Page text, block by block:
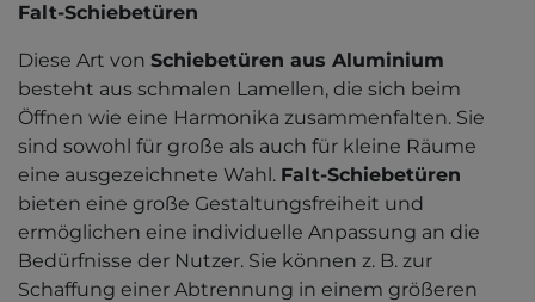
Falt-Schiebetüren
Diese Art von Schiebetüren aus Aluminium
besteht aus schmalen Lamellen, die sich beim
Öffnen wie eine Harmonika zusammenfalten. Sie
sind sowohl für große als auch für kleine Räume
eine ausgezeichnete Wahl. Falt-Schiebetüren
bieten eine große Gestaltungsfreiheit und
ermöglichen eine individuelle Anpassung an die
Bedürfnisse der Nutzer. Sie können z. B. zur
Schaffung einer Abtrennung in einem größeren